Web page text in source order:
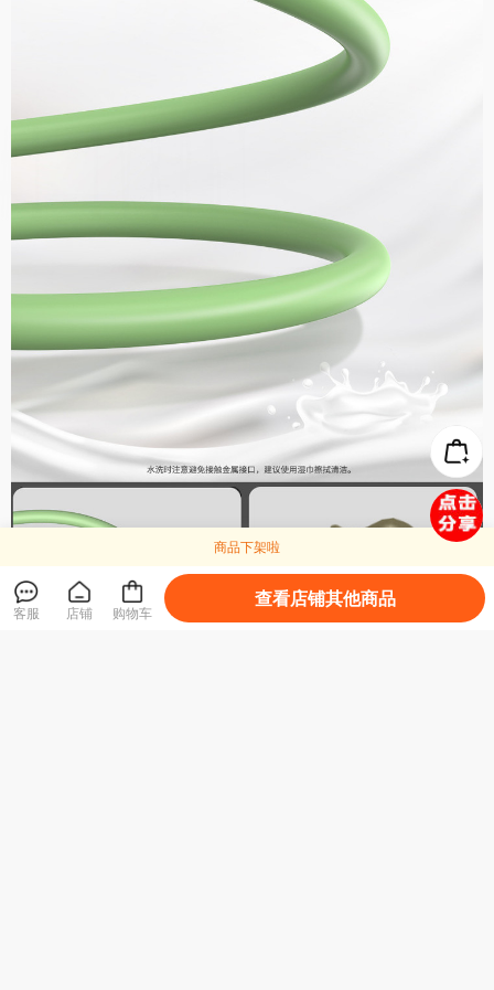
商品下架啦
客服 店铺 购物车
查看店铺其他商品